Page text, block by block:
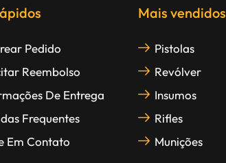
Pedido
Reembolso
De Entrega
Frequentes
Em Contato
Mais vendidos
Pistolas
Revólver
Insumos
Rifles
Munições